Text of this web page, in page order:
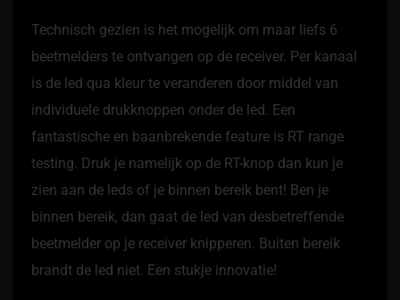
Technisch gezien is het mogelijk om maar liefs 6
beetmelders te ontvangen op de receiver. Per kanaal
is de led qua kleur te veranderen door middel van
individuele drukknoppen onder de led. Een
fantastische en baanbrekende feature is RT range
testing. Druk je namelijk op de RT-knop dan kun je
zien aan de leds of je binnen bereik bent! Ben je
binnen bereik, dan gaat de led van desbetreffende
beetmelder op je receiver knipperen. Buiten bereik
brandt de led niet. Een stukje innovatie!